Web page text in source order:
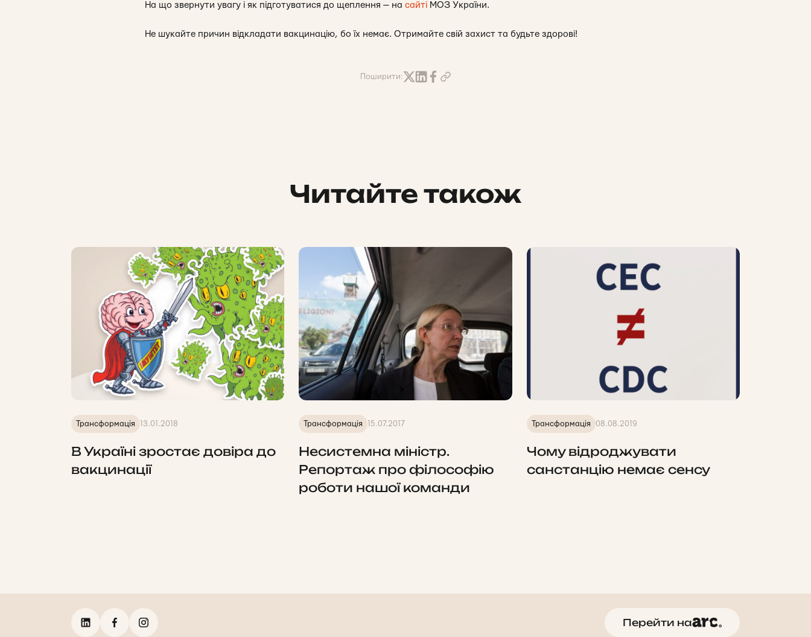
На що звернути увагу і як підготуватися до щеплення — на сайті МОЗ України.
Не шукайте причин відкладати вакцинацію, бо їх немає. Отримайте свій захист та будьте здорові!
Поширити:
Читайте також
Трансформація 13.01.2018
В Україні зростає довіра до
вакцинації
Трансформація 15.07.2017
Несистемна міністр.
Репортаж про філософію
роботи нашої команди
Трансформація 08.08.2019
Чому відроджувати
санстанцію немає сенсу
Перейти на